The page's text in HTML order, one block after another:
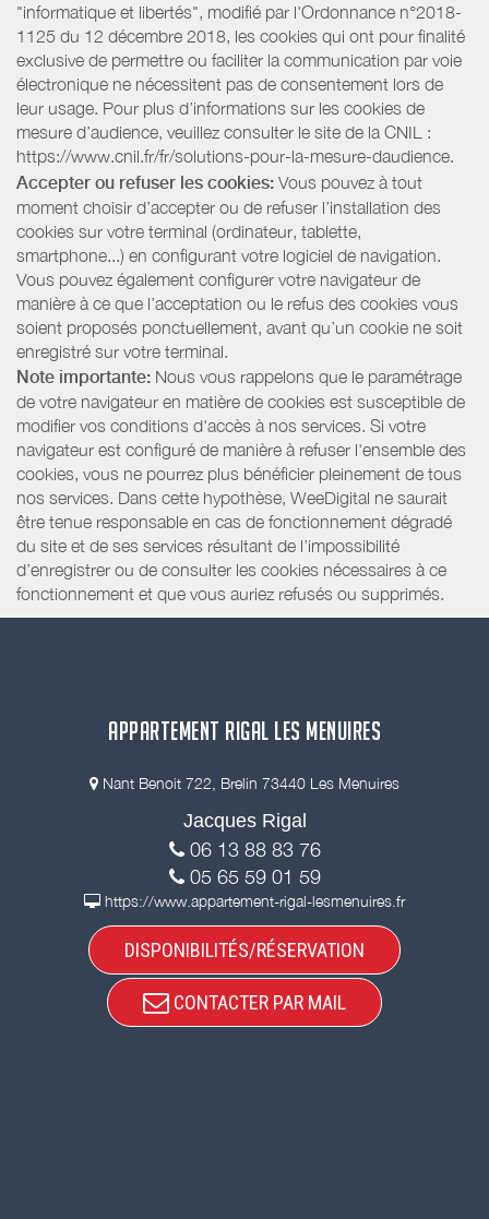
"informatique et libertés", modifié par l'Ordonnance n°2018-
1125 du 12 décembre 2018, les cookies qui ont pour finalité
exclusive de permettre ou faciliter la communication par voie
électronique ne nécessitent pas de consentement lors de
leur usage. Pour plus d’informations sur les cookies de
mesure d’audience, veuillez consulter le site de la CNIL :
https://www.cnil.fr/fr/solutions-pour-la-mesure-daudience.
Accepter ou refuser les cookies: Vous pouvez à tout
moment choisir d’accepter ou de refuser l’installation des
cookies sur votre terminal (ordinateur, tablette,
smartphone...) en configurant votre logiciel de navigation.
Vous pouvez également configurer votre navigateur de
manière à ce que l’acceptation ou le refus des cookies vous
soient proposés ponctuellement, avant qu’un cookie ne soit
enregistré sur votre terminal.
Note importante: Nous vous rappelons que le paramétrage
de votre navigateur en matière de cookies est susceptible de
modifier vos conditions d'accès à nos services. Si votre
navigateur est configuré de manière à refuser l'ensemble des
cookies, vous ne pourrez plus bénéficier pleinement de tous
nos services. Dans cette hypothèse, WeeDigital ne saurait
être tenue responsable en cas de fonctionnement dégradé
du site et de ses services résultant de l’impossibilité
d’enregistrer ou de consulter les cookies nécessaires à ce
fonctionnement et que vous auriez refusés ou supprimés.
APPARTEMENT RIGAL LES MENUIRES
Nant Benoit 722, Brelin 73440 Les Menuires
Jacques Rigal
06 13 88 83 76
05 65 59 01 59
https://www.appartement-rigal-lesmenuires.fr
DISPONIBILITÉS/RÉSERVATION
CONTACTER PAR MAIL